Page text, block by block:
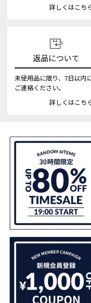
詳しくはこち
返品について
未使用品に限り、7日以内
ご連絡ください。
詳しくはこち